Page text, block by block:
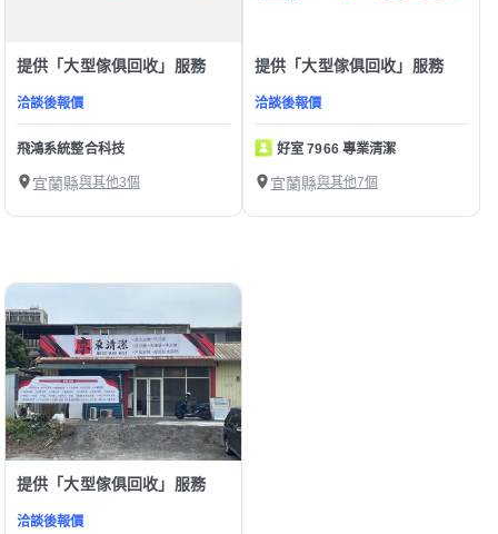
提供「大型傢俱回收」服務
洽談後報價
飛鴻系統整合科技
宜蘭縣與其他3個
提供「大型傢俱回收」服務
洽談後報價
好室 7966 專業清潔
宜蘭縣與其他7個
提供「大型傢俱回收」服務
洽談後報價